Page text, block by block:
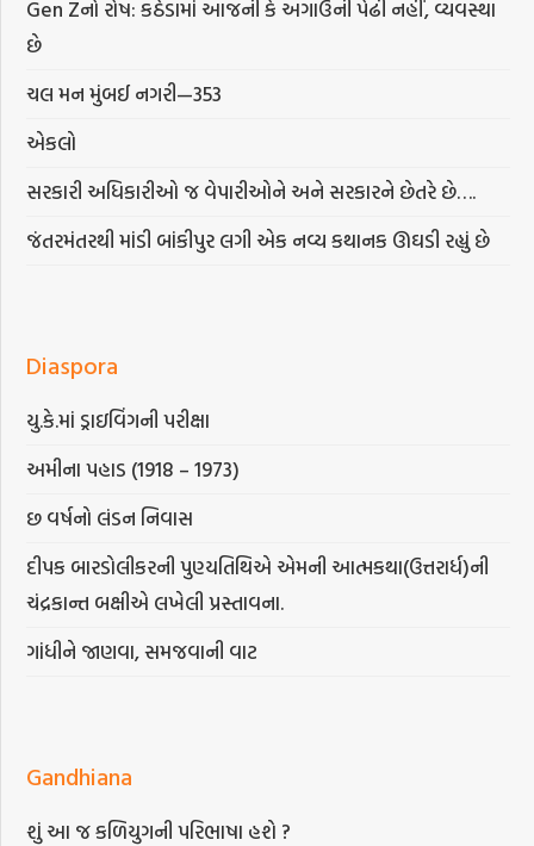
Gen Zનો રોષ: કઠેડામાં આજની કે અગાઉની પેઢી નહીં, વ્યવસ્થા
છે
ચલ મન મુંબઈ નગરી—353
એકલો
સરકારી અધિકારીઓ જ વેપારીઓને અને સરકારને છેતરે છે….
જંતરમંતરથી માંડી બાંકીપુર લગી એક નવ્ય કથાનક ઊઘડી રહ્યું છે
Diaspora
યુ.કે.માં ડ્રાઇવિંગની પરીક્ષા
અમીના પહાડ (1918 – 1973)
છ વર્ષનો લંડન નિવાસ
દીપક બારડોલીકરની પુણ્યતિથિએ એમની આત્મકથા(ઉત્તરાર્ધ)ની
ચંદ્રકાન્ત બક્ષીએ લખેલી પ્રસ્તાવના.
ગાંધીને જાણવા, સમજવાની વાટ
Gandhiana
શું આ જ કળિયુગની પરિભાષા હશે ?